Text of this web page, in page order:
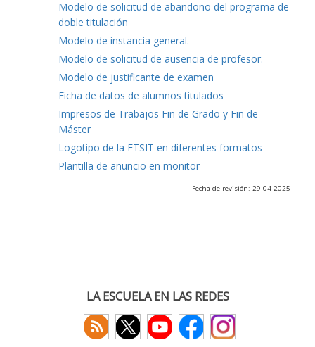
Modelo de solicitud de abandono del programa de
doble titulación
Modelo de instancia general.
Modelo de solicitud de ausencia de profesor.
Modelo de justificante de examen
Ficha de datos de alumnos titulados
Impresos de Trabajos Fin de Grado y Fin de
Máster
Logotipo de la ETSIT en diferentes formatos
Plantilla de anuncio en monitor
Fecha de revisión: 29-04-2025
LA ESCUELA EN LAS REDES